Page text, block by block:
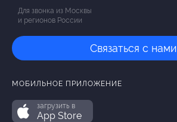
Для звонка из Москвы
и регионов России
Связаться с нами
МОБИЛЬНОЕ ПРИЛОЖЕНИЕ
загрузить в
App Store